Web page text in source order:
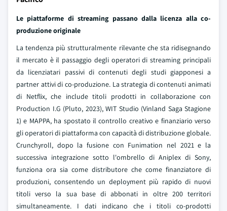
Le piattaforme di streaming passano dalla licenza alla co-
produzione originale
La tendenza più strutturalmente rilevante che sta ridisegnando
il mercato è il passaggio degli operatori di streaming principali
da licenziatari passivi di contenuti degli studi giapponesi a
partner attivi di co-produzione. La strategia di contenuti animati
di Netflix, che include titoli prodotti in collaborazione con
Production I.G (Pluto, 2023), WIT Studio (Vinland Saga Stagione
1) e MAPPA, ha spostato il controllo creativo e finanziario verso
gli operatori di piattaforma con capacità di distribuzione globale.
Crunchyroll, dopo la fusione con Funimation nel 2021 e la
successiva integrazione sotto l'ombrello di Aniplex di Sony,
funziona ora sia come distributore che come finanziatore di
produzioni, consentendo un deployment più rapido di nuovi
titoli verso la sua base di abbonati in oltre 200 territori
simultaneamente. I dati indicano che i titoli co-prodotti